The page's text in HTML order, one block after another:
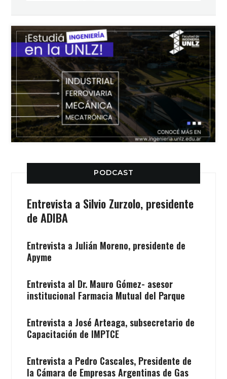
PODCAST
Entrevista a Silvio Zurzolo, presidente
de ADIBA
Entrevista a Julián Moreno, presidente de
Apyme
Entrevista al Dr. Mauro Gómez- asesor
institucional Farmacia Mutual del Parque
Entrevista a José Arteaga, subsecretario de
Capacitación de IMPTCE
Entrevista a Pedro Cascales, Presidente de
la Cámara de Empresas Argentinas de Gas